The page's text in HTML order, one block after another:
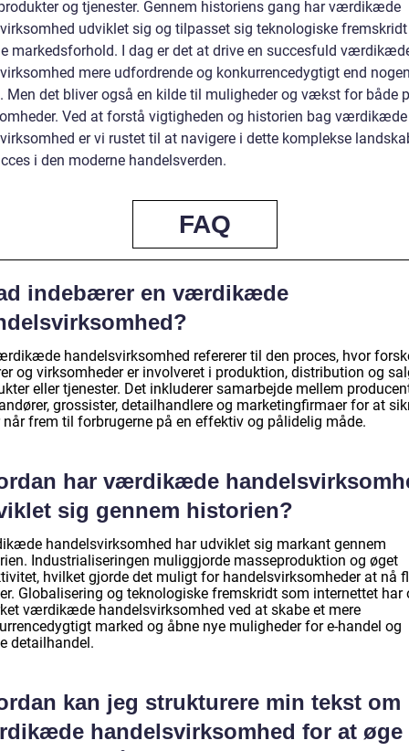
og tjenester. Gennem historiens gang har værdikæde
udviklet sig og tilpasset sig teknologiske
markedsforhold. I dag er det at drive en succesfuld
mere udfordrende og konkurrencedygtigt end
Men det bliver også en kilde til muligheder og vækst for både
Ved at forstå vigtigheden og historien bag værdikæde
er vi rustet til at navigere i dette komplekse
i den moderne handelsverden.
FAQ
indebærer en værdikæde
handelsvirksomhed refererer til den proces, hvor
og virksomheder er involveret i produktion, distribution og
eller tjenester. Det inkluderer samarbejde mellem
grossister, detailhandlere og marketingfirmaer for at
når frem til forbrugerne på en effektiv og pålidelig måde.
har værdikæde
sig gennem historien?
handelsvirksomhed har udviklet sig markant gennem
Industrialiseringen muliggjorde masseproduktion og øget
hvilket gjorde det muligt for handelsvirksomheder at nå
Globalisering og teknologiske fremskridt som internettet har
værdikæde handelsvirksomhed ved at skabe et mere
marked og åbne nye muligheder for e-handel og
detailhandel.
kan jeg strukturere min tekst om
handelsvirksomhed for at øge